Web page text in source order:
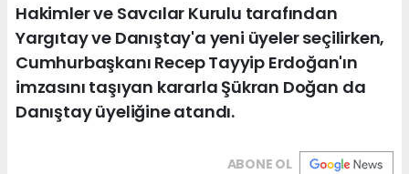
Hakimler ve Savcılar Kurulu tarafından
Yargıtay ve Danıştay'a yeni üyeler seçilirken,
Cumhurbaşkanı Recep Tayyip Erdoğan'ın
imzasını taşıyan kararla Şükran Doğan da
Danıştay üyeliğine atandı.
ABONE OL